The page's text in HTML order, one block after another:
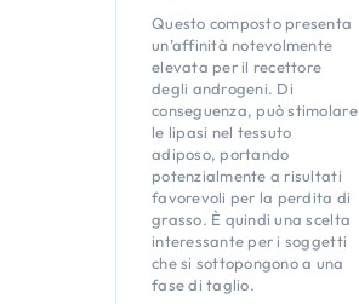
Questo composto presenta
un’affinità notevolmente
elevata per il recettore
degli androgeni. Di
conseguenza, può stimolare
le lipasi nel tessuto
adiposo, portando
potenzialmente a risultati
favorevoli per la perdita di
grasso. È quindi una scelta
interessante per i soggetti
che si sottopongono a una
fase di taglio.